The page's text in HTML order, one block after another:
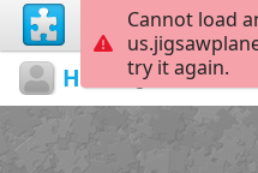
HWundS ...A1
Cannot load
try it again.